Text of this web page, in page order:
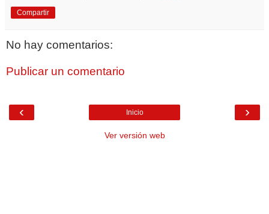
Compartir
No hay comentarios:
Publicar un comentario
‹ ›
Inicio
Ver versión web